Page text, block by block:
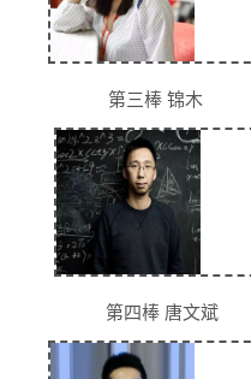
第三棒 锦木
第四棒 唐文斌